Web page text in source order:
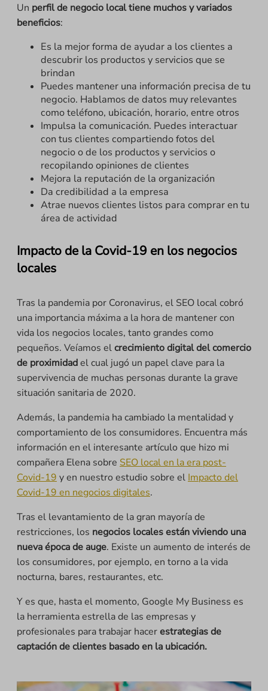
Un perfil de negocio local tiene muchos y variados
beneficios:
Es la mejor forma de ayudar a los clientes a
descubrir los productos y servicios que se
brindan
Puedes mantener una información precisa de tu
negocio. Hablamos de datos muy relevantes
como teléfono, ubicación, horario, entre otros
Impulsa la comunicación. Puedes interactuar
con tus clientes compartiendo fotos del
negocio o de los productos y servicios o
recopilando opiniones de clientes
Mejora la reputación de la organización
Da credibilidad a la empresa
Atrae nuevos clientes listos para comprar en tu
área de actividad
Impacto de la Covid-19 en los negocios
locales
Tras la pandemia por Coronavirus, el SEO local cobró
una importancia máxima a la hora de mantener con
vida los negocios locales, tanto grandes como
pequeños. Veíamos elcrecimiento digital del comercio
de proximidadel cual jugó un papel clave para la
supervivencia de muchas personas durante la grave
situación sanitaria de 2020.
Además, la pandemia ha cambiado la mentalidad y
comportamiento de los consumidores. Encuentra más
información en el interesante artículo que hizo mi
compañera Elena sobre SEO local en la era post-
Covid-19 y en nuestro estudio sobre el Impacto del
Covid-19 en negocios digitales.
Tras el levantamiento de la gran mayoría de
restricciones, los negocios locales están viviendo una
nueva época de auge. Existe un aumento de interés de
los consumidores, por ejemplo, en torno a la vida
nocturna, bares, restaurantes, etc.
Y es que, hasta el momento, Google My Business es
la herramienta estrella de las empresas y
profesionales para trabajar hacerestrategias de
captación de clientes basado en la ubicación.